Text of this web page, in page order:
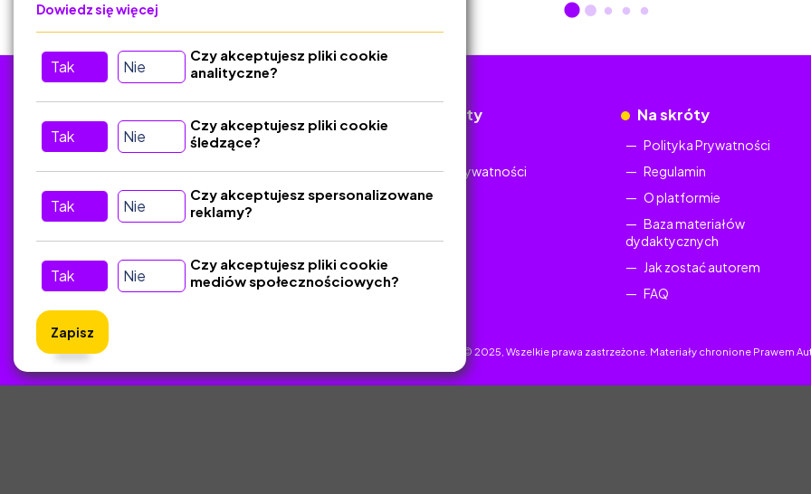
Kontakt
Dokumenty
Polityka Prywatności
Na skróty
Polityka Prywatności
Regulamin
O platformie
Baza materiałów
dydaktycznych
Jak zostać autorem
FAQ
ZlotyNauczyciel.pl © 2025, Wszelkie prawa zastrzeżone. Materiały chronione Prawem
Dowiedz się więcej
Tak Nie
Czy akceptujesz pliki cookie
analityczne?
Tak Nie
Czy akceptujesz pliki cookie
śledzące?
Tak Nie
Czy akceptujesz spersonalizowane
reklamy?
Tak Nie
Czy akceptujesz pliki cookie
mediów społecznościowych?
Zapisz